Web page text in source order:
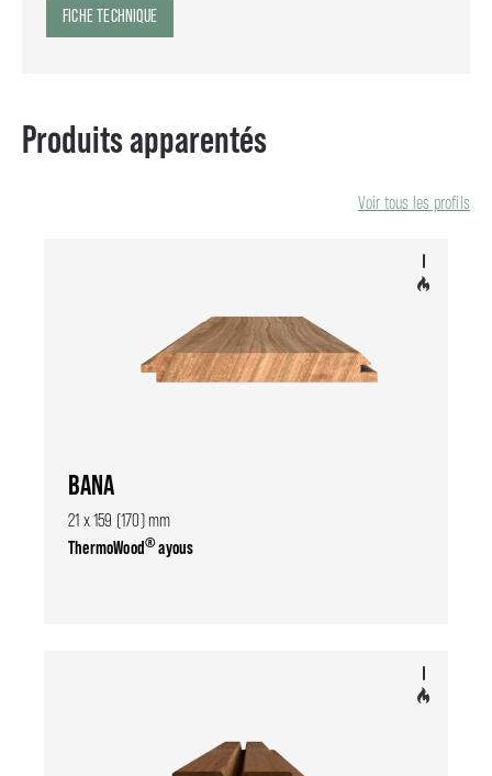
FICHE TECHNIQUE
Produits apparentés
Voir tous les profils
BANA
21 x 159 (170) mm
ThermoWood®ayous